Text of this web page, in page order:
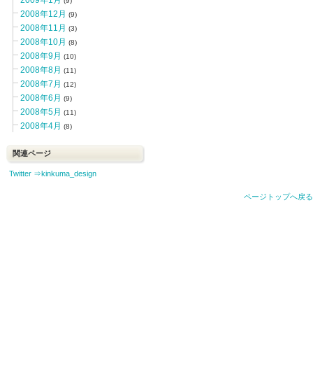
2008年12月 (9)
2008年11月 (3)
2008年10月 (8)
2008年9月 (10)
2008年8月 (11)
2008年7月 (12)
2008年6月 (9)
2008年5月 (11)
2008年4月 (8)
関連ページ
Twitter ⇒kinkuma_design
ページトップへ戻る